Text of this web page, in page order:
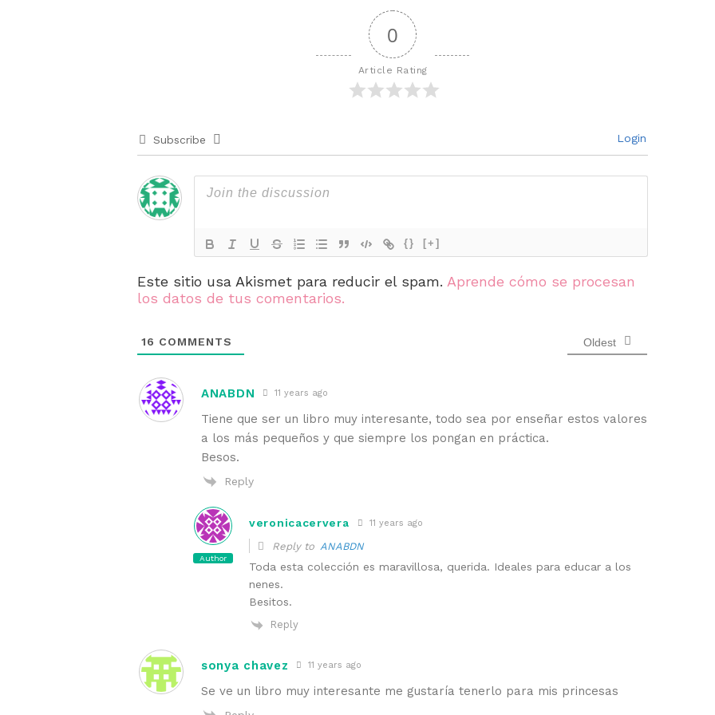
0
Article Rating
Subscribe Login
{} [+]
Este sitio usa Akismet para reducir el spam. Aprende cómo se procesan
los datos de tus comentarios.
16 COMMENTS Oldest
ANABDN 11 years ago
Tiene que ser un libro muy interesante, todo sea por enseñar estos valores
a los más pequeños y que siempre los pongan en práctica.
Besos.
Reply
Author
veronicacervera 11 years ago
Reply to ANABDN
Toda esta colección es maravillosa, querida. Ideales para educar a los
nenes.
Besitos.
Reply
sonya chavez 11 years ago
Se ve un libro muy interesante me gustaría tenerlo para mis princesas